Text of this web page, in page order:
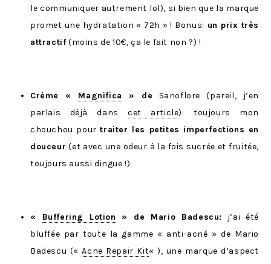
le communiquer autrement lol), si bien que la marque
promet une hydratation « 72h » ! Bonus: un prix très
attractif(moins de 10€, ça le fait non ?) !
Crème « Magnifica » de Sanoflore (pareil, j’en
parlais déjà danscet article): toujours mon
chouchou pourtraiter les petites imperfections en
douceur (et avec une odeur à la fois sucrée et fruitée,
toujours aussi dingue !).
« Buffering Lotion » de Mario Badescu:
j’ai été
bluffée par toute la gamme « anti-acné » de Mario
Badescu («Acne Repair Kit« ), une marque d’aspect